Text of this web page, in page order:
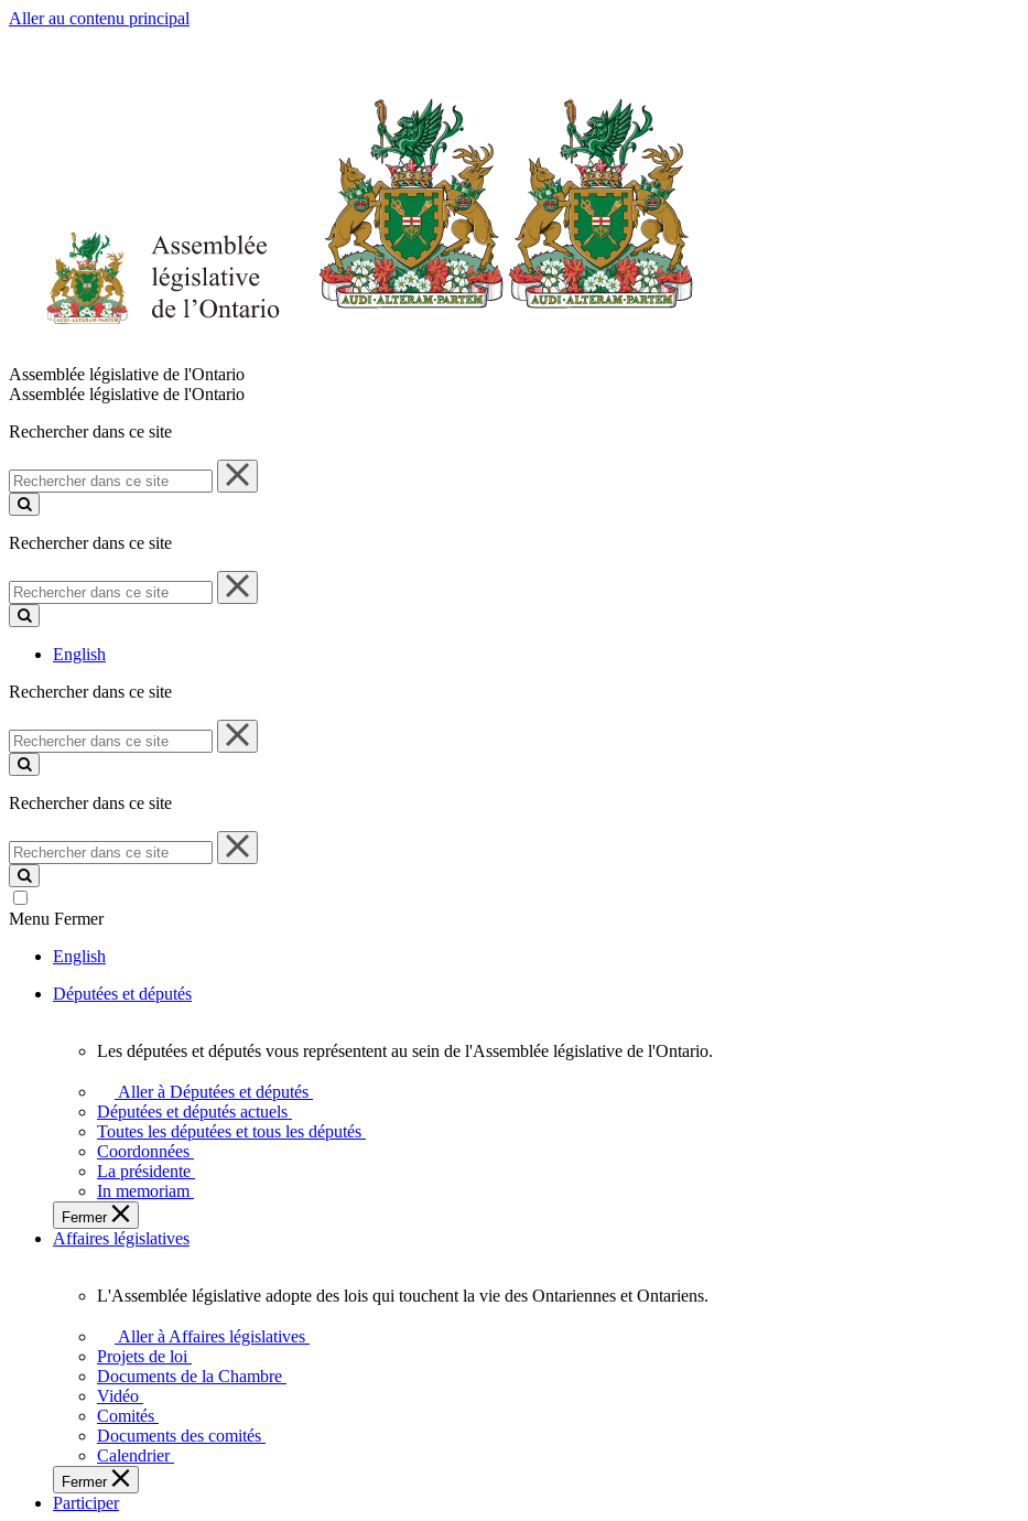
Aller au contenu principal
Assemblée législative de l'Ontario
Assemblée législative de l'Ontario
Rechercher dans ce site
Rechercher
dans
ce
Rechercher dans ce site
Rechercher
dans
ce
English
Rechercher dans ce site
Rechercher
dans
ce
Rechercher dans ce site
Rechercher
dans
ce
site
Menu Fermer
English
Députées et députés
députées
députés
vous
représentent
sein
de
l'Assemblée
l'Ontario.
Les députées et députés vous représentent au sein de l'Assemblée législative de l'Ontario.
Aller à Députées et députés
Députées et députés actuels
Toutes les députées et tous les députés
Coordonnées
La présidente
In memoriam
Fermer
Affaires législatives
législative
adopte
touchent
vie
des
Ontariennes
L'Assemblée législative adopte des lois qui touchent la vie des Ontariennes et Ontariens.
Aller à Affaires législatives
Projets de loi
Documents de la Chambre
Vidéo
Comités
Documents des comités
Calendrier
Fermer
Participer